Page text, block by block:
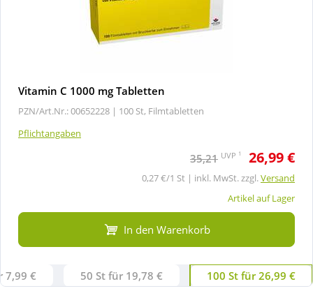
Vitamin C 1000 mg Tabletten
PZN/Art.Nr.: 00652228 | 100 St, Filmtabletten
Pflichtangaben
35,21 UVP 1 26,99 €
0,27 €/1 St | inkl. MwSt. zzgl.Versand
Artikel auf Lager
In den Warenkorb
7,99 € 50 St für 19,78 € 100 St für 26,99 €